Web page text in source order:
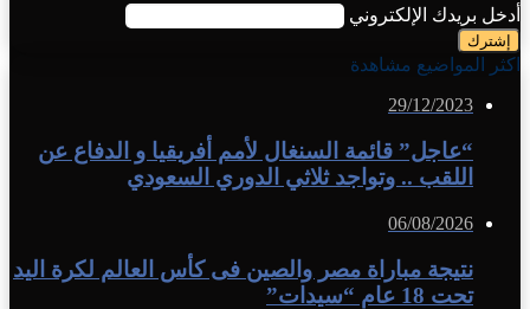
أدخل بريدك الإلكتروني
اكثر المواضيع مشاهدة
29/12/2023
“عاجل” قائمة السنغال لأمم أفريقيا و الدفاع عن
اللقب .. وتواجد ثلاثي الدوري السعودي
06/08/2026
نتيجة مباراة مصر والصين فى كأس العالم لكرة اليد
تحت 18 عام “سيدات”